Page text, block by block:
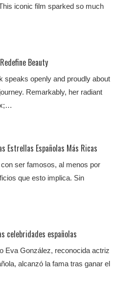
iconic film sparked so much
Beauty
speaks openly and proudly about
Remarkably, her radiant
Estrellas Españolas Más Ricas
ser famosos, al menos por
que esto implica. Sin
celebridades españolas
Eva González, reconocida actriz
alcanzó la fama tras ganar el